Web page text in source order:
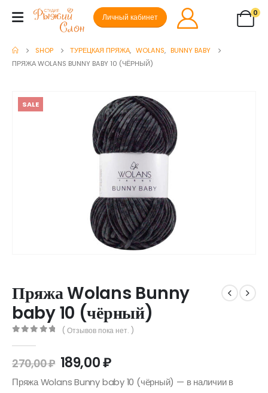
Личный кабинет
0
SHOP ТУРЕЦКАЯ ПРЯЖА, WOLANS, BUNNY BABY
ПРЯЖА WOLANS BUNNY BABY 10 (ЧЁРНЫЙ)
SALE
Пряжа Wolans Bunny
baby 10 (чёрный)
( Отзывов пока нет. )
270,00₽ 189,00₽
Пряжа Wolans Bunny baby 10 (чёрный) — в наличии в